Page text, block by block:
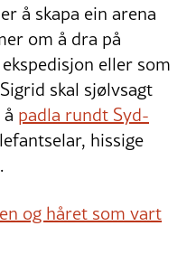
å skapa ein arena
om å dra på
eller som
skal sjølvsagt
padla rundt Syd-
hissige
og håret som vart